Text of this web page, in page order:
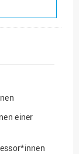
einer